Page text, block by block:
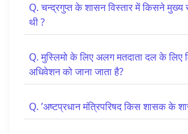
Q. चन्द्रगुप्त के शासन विस्तार में किसने
थी ?
Q. मुस्लिमो के लिए अलग मतदाता दल के लिए
अधिवेशन को जाना जाता है?
Q. ’अष्टप्रधान मंत्रिपरिषद किस शासक के